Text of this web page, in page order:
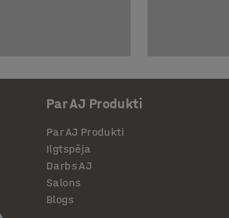
Par AJ Produkti
Par AJ Produkti
Ilgtspēja
Darbs AJ
Salons
Blogs